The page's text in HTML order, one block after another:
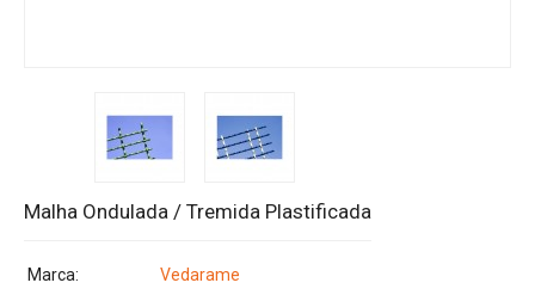
Malha Ondulada / Tremida Plastificada
Marca:
Vedarame